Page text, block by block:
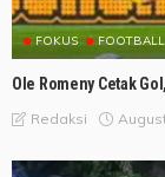
FOKUS
Ole Romeny Cetak
Redaksi